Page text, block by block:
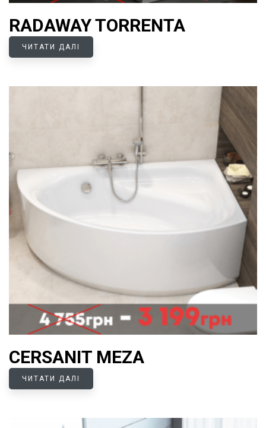
RADAWAY TORRENTA
ЧИТАТИ ДАЛІ
CERSANIT MEZA
ЧИТАТИ ДАЛІ